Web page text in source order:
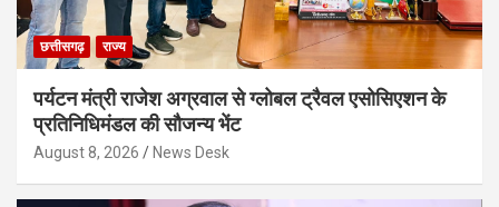
छत्तीसगढ़ राज्य
पर्यटन मंत्री राजेश अग्रवाल से ग्लोबल ट्रैवल एसोसिएशन के
प्रतिनिधिमंडल की सौजन्य भेंट
August 8, 2026 News Desk